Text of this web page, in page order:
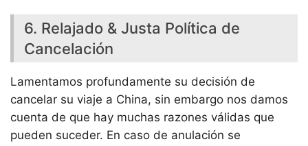
6. Relajado & Justa Política de
Cancelación
Lamentamos profundamente su decisión de
cancelar su viaje a China, sin embargo nos damos
cuenta de que hay muchas razones válidas que
pueden suceder. En caso de anulación se